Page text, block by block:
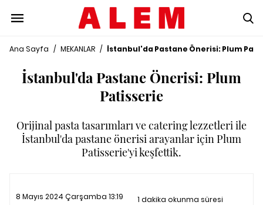
Ana Sayfa / MEKANLAR / İstanbul'da Pastane Önerisi: Plum
İstanbul'da Pastane Önerisi: Plum
Patisserie
Orijinal pasta tasarımları ve catering lezzetleri ile
İstanbul'da pastane önerisi arayanlar için Plum
Patisserie'yi keşfettik.
8 Mayıs 2024 Çarşamba 13:19 1 dakika okunma süresi